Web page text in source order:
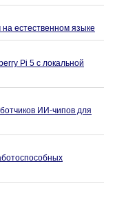
естественном языке
Pi 5 с локальной
ИИ-чипов для